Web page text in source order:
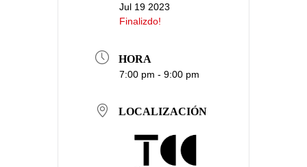
Jul 19 2023
Finalizdo!
HORA
7:00 pm - 9:00 pm
LOCALIZACIÓN